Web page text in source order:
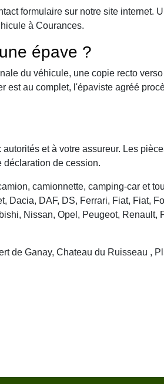
formulaire sur notre site internet.
à Courances.
épave ?
du véhicule, une copie recto
est au complet, l'épaviste agréé
et à votre assureur. Les
déclaration de cession.
camionnette, camping-car et
Dacia, DAF, DS, Ferrari, Fiat, Fiat,
Nissan, Opel, Peugeot, Renault,
de Ganay, Chateau du Ruisseau ,